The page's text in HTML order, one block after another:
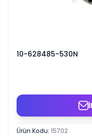
10-628485-530N
Ürün Kodu: 15702